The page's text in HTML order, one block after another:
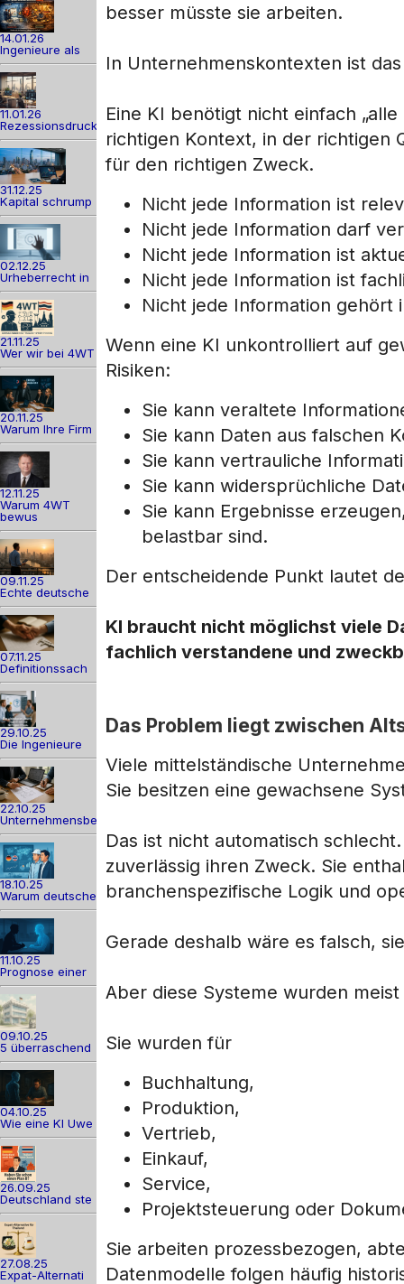
14.01.26
Ingenieure als
11.01.26
Rezessionsdruck
31.12.25
Kapital schrump
02.12.25
Urheberrecht in
21.11.25
Wer wir bei 4WT
20.11.25
Warum Ihre Firm
12.11.25
Warum 4WT
bewus
09.11.25
Echte deutsche
07.11.25
Definitionssach
29.10.25
Die Ingenieure
22.10.25
Unternehmensber
18.10.25
Warum deutsche
11.10.25
Prognose einer
09.10.25
5 überraschend
04.10.25
Wie eine KI Uwe
26.09.25
Deutschland ste
27.08.25
Expat-Alternati
besser müsste sie arbeiten.
In Unternehmenskontexten ist
Eine KI benötigt nicht einfach
richtigen Kontext, in der richtigen
für den richtigen Zweck.
Nicht jede Information ist
Nicht jede Information darf
Nicht jede Information ist
Nicht jede Information ist
Nicht jede Information gehört
Wenn eine KI unkontrolliert auf
Risiken:
Sie kann veraltete
Sie kann Daten aus falschen
Sie kann vertrauliche
Sie kann widersprüchliche
Sie kann Ergebnisse
belastbar sind.
Der entscheidende Punkt lautet
KI braucht nicht möglichst viele
fachlich verstandene und
Das Problem liegt zwischen
Viele mittelständische
Sie besitzen eine gewachsene
Das ist nicht automatisch
zuverlässig ihren Zweck. Sie
branchenspezifische Logik und
Gerade deshalb wäre es falsch,
Aber diese Systeme wurden
Sie wurden für
Buchhaltung,
Produktion,
Vertrieb,
Einkauf,
Service,
Projektsteuerung oder
Sie arbeiten prozessbezogen,
Datenmodelle folgen häufig